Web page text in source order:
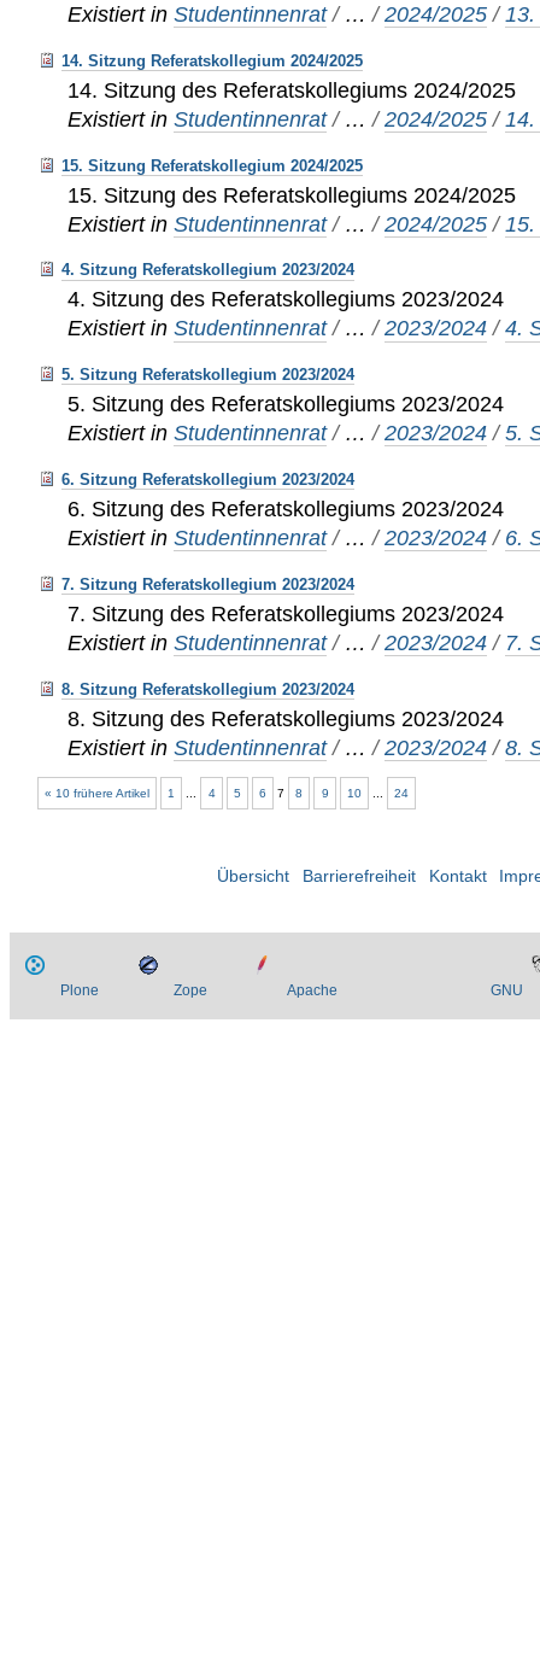
Existiert in Studentinnenrat / …/2024/2025 /
14. Sitzung Referatskollegium 2024/2025
14. Sitzung des Referatskollegiums 2024/2025
Existiert in Studentinnenrat / …/2024/2025 /
15. Sitzung Referatskollegium 2024/2025
15. Sitzung des Referatskollegiums 2024/2025
Existiert in Studentinnenrat / …/2024/2025 /
4. Sitzung Referatskollegium 2023/2024
4. Sitzung des Referatskollegiums 2023/2024
Existiert in Studentinnenrat / …/2023/2024 /4.
5. Sitzung Referatskollegium 2023/2024
5. Sitzung des Referatskollegiums 2023/2024
Existiert in Studentinnenrat / …/2023/2024 /5.
6. Sitzung Referatskollegium 2023/2024
6. Sitzung des Referatskollegiums 2023/2024
Existiert in Studentinnenrat / …/2023/2024 / 6.
7. Sitzung Referatskollegium 2023/2024
7. Sitzung des Referatskollegiums 2023/2024
Existiert in Studentinnenrat / …/2023/2024 / 7.
8. Sitzung Referatskollegium 2023/2024
8. Sitzung des Referatskollegiums 2023/2024
Existiert in Studentinnenrat / …/2023/2024 /8.
« 10 frühere Artikel 1 4 5 6 7 8 9 10 24
Übersicht Barrierefreiheit Kontakt
Plone Zope Apache GNU